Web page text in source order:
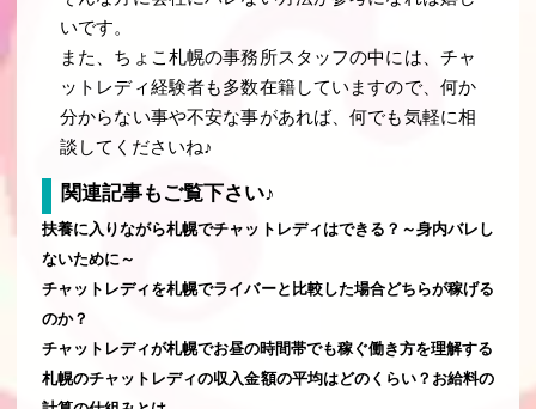
いです。
また、ちょこ札幌の事務所スタッフの中には、チャ
ットレディ経験者も多数在籍していますので、何か
分からない事や不安な事があれば、何でも気軽に相
談してくださいね♪
関連記事もご覧下さい♪
扶養に入りながら札幌でチャットレディはできる？～身内バレし
ないために～
チャットレディを札幌でライバーと比較した場合どちらが稼げる
のか？
チャットレディが札幌でお昼の時間帯でも稼ぐ働き方を理解する
札幌のチャットレディの収入金額の平均はどのくらい？お給料の